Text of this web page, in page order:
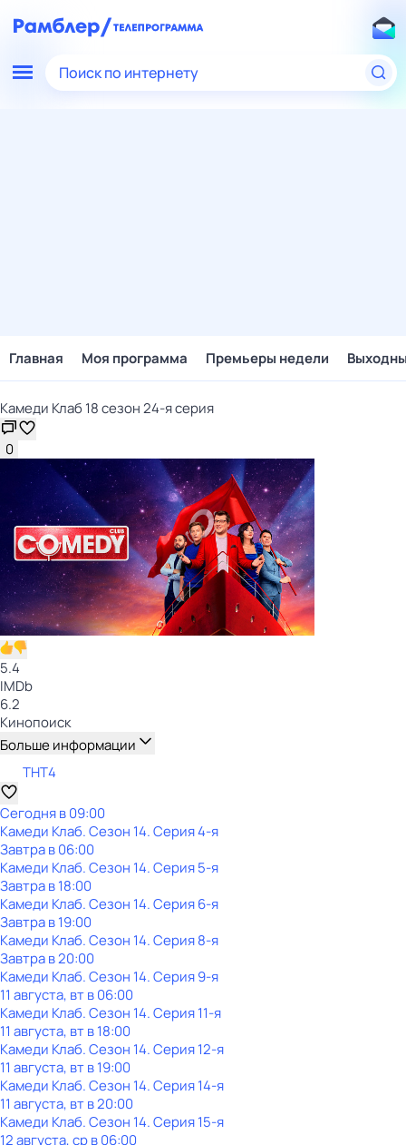
Поиск по интернету
Главная Моя программа Премьеры недели
Камеди Клаб 18 сезон 24-я серия
0
5.4
IMDb
6.2
Кинопоиск
Больше информации
ТНТ4
Сегодня в 09:00
Камеди Клаб. Сезон 14. Серия 4-я
Завтра в 06:00
Камеди Клаб. Сезон 14. Серия 5-я
Завтра в 18:00
Камеди Клаб. Сезон 14. Серия 6-я
Завтра в 19:00
Камеди Клаб. Сезон 14. Серия 8-я
Завтра в 20:00
Камеди Клаб. Сезон 14. Серия 9-я
11 августа, вт в 06:00
Камеди Клаб. Сезон 14. Серия 11-я
11 августа, вт в 18:00
Камеди Клаб. Сезон 14. Серия 12-я
11 августа, вт в 19:00
Камеди Клаб. Сезон 14. Серия 14-я
11 августа, вт в 20:00
Камеди Клаб. Сезон 14. Серия 15-я
12 августа, ср в 06:00